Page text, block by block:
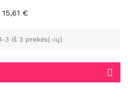
Kaina
15,61 €
3 iš 3 prekės(-ių)